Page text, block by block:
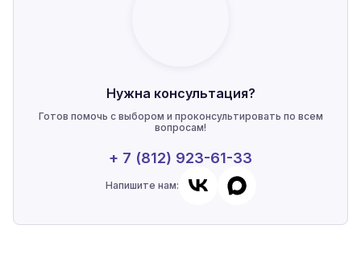
Нужна консультация?
Готов помочь с выбором и проконсультировать по всем
вопросам!
+ 7 (812) 923-61-33
Напишите нам: